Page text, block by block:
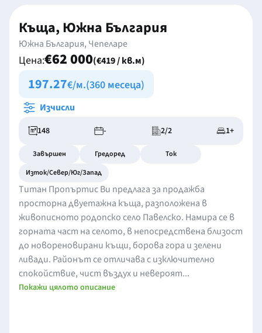
Къща, Южна България
Южна България, Чепеларе
Цена:€62 000(€419 / кв.м)
197.27€/м.(360 месеца)
Изчисли
148 - 2/2 1+
Завършен Гредоред
Ток
Изток/Север/Юг/Запад
Титан Пропъртис Ви предлага за продажба
просторна двуетажна къща, разположена в
живописното родопско село Павелско. Намира се в
горната част на селото, в непосредствена близост
до новореновирани къщи, борова гора и зелени
ливади. Районът се отличава с изключително
спокойствие, чист въздух и невероят...
Покажи цялото описание